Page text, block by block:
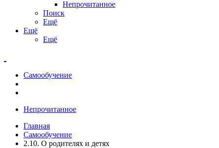
Непрочитанное
Поиск
Ещё
Ещё
Ещё
Самообучение
Непрочитанное
Главная
Самообучение
2.10. О родителях и детях